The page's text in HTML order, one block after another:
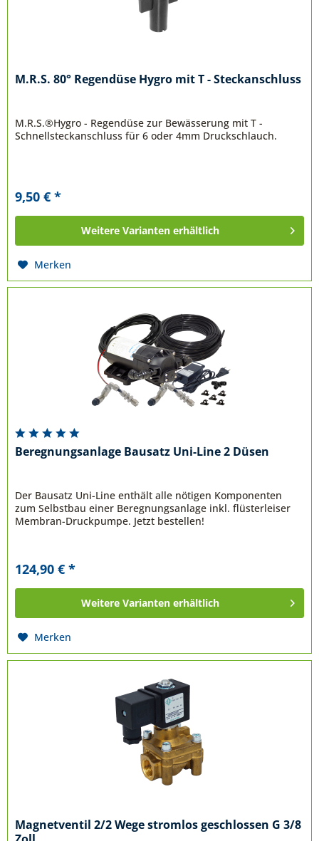
M.R.S. 80° Regendüse Hygro mit T - Steckanschluss
M.R.S.®Hygro - Regendüse zur Bewässerung mit T -
Schnellsteckanschluss für 6 oder 4mm Druckschlauch.
9,50 € *
Weitere Varianten erhältlich
Merken
Beregnungsanlage Bausatz Uni-Line 2 Düsen
Der Bausatz Uni-Line enthält alle nötigen Komponenten
zum Selbstbau einer Beregnungsanlage inkl. flüsterleiser
Membran-Druckpumpe. Jetzt bestellen!
124,90 € *
Weitere Varianten erhältlich
Merken
Magnetventil 2/2 Wege stromlos geschlossen G 3/8